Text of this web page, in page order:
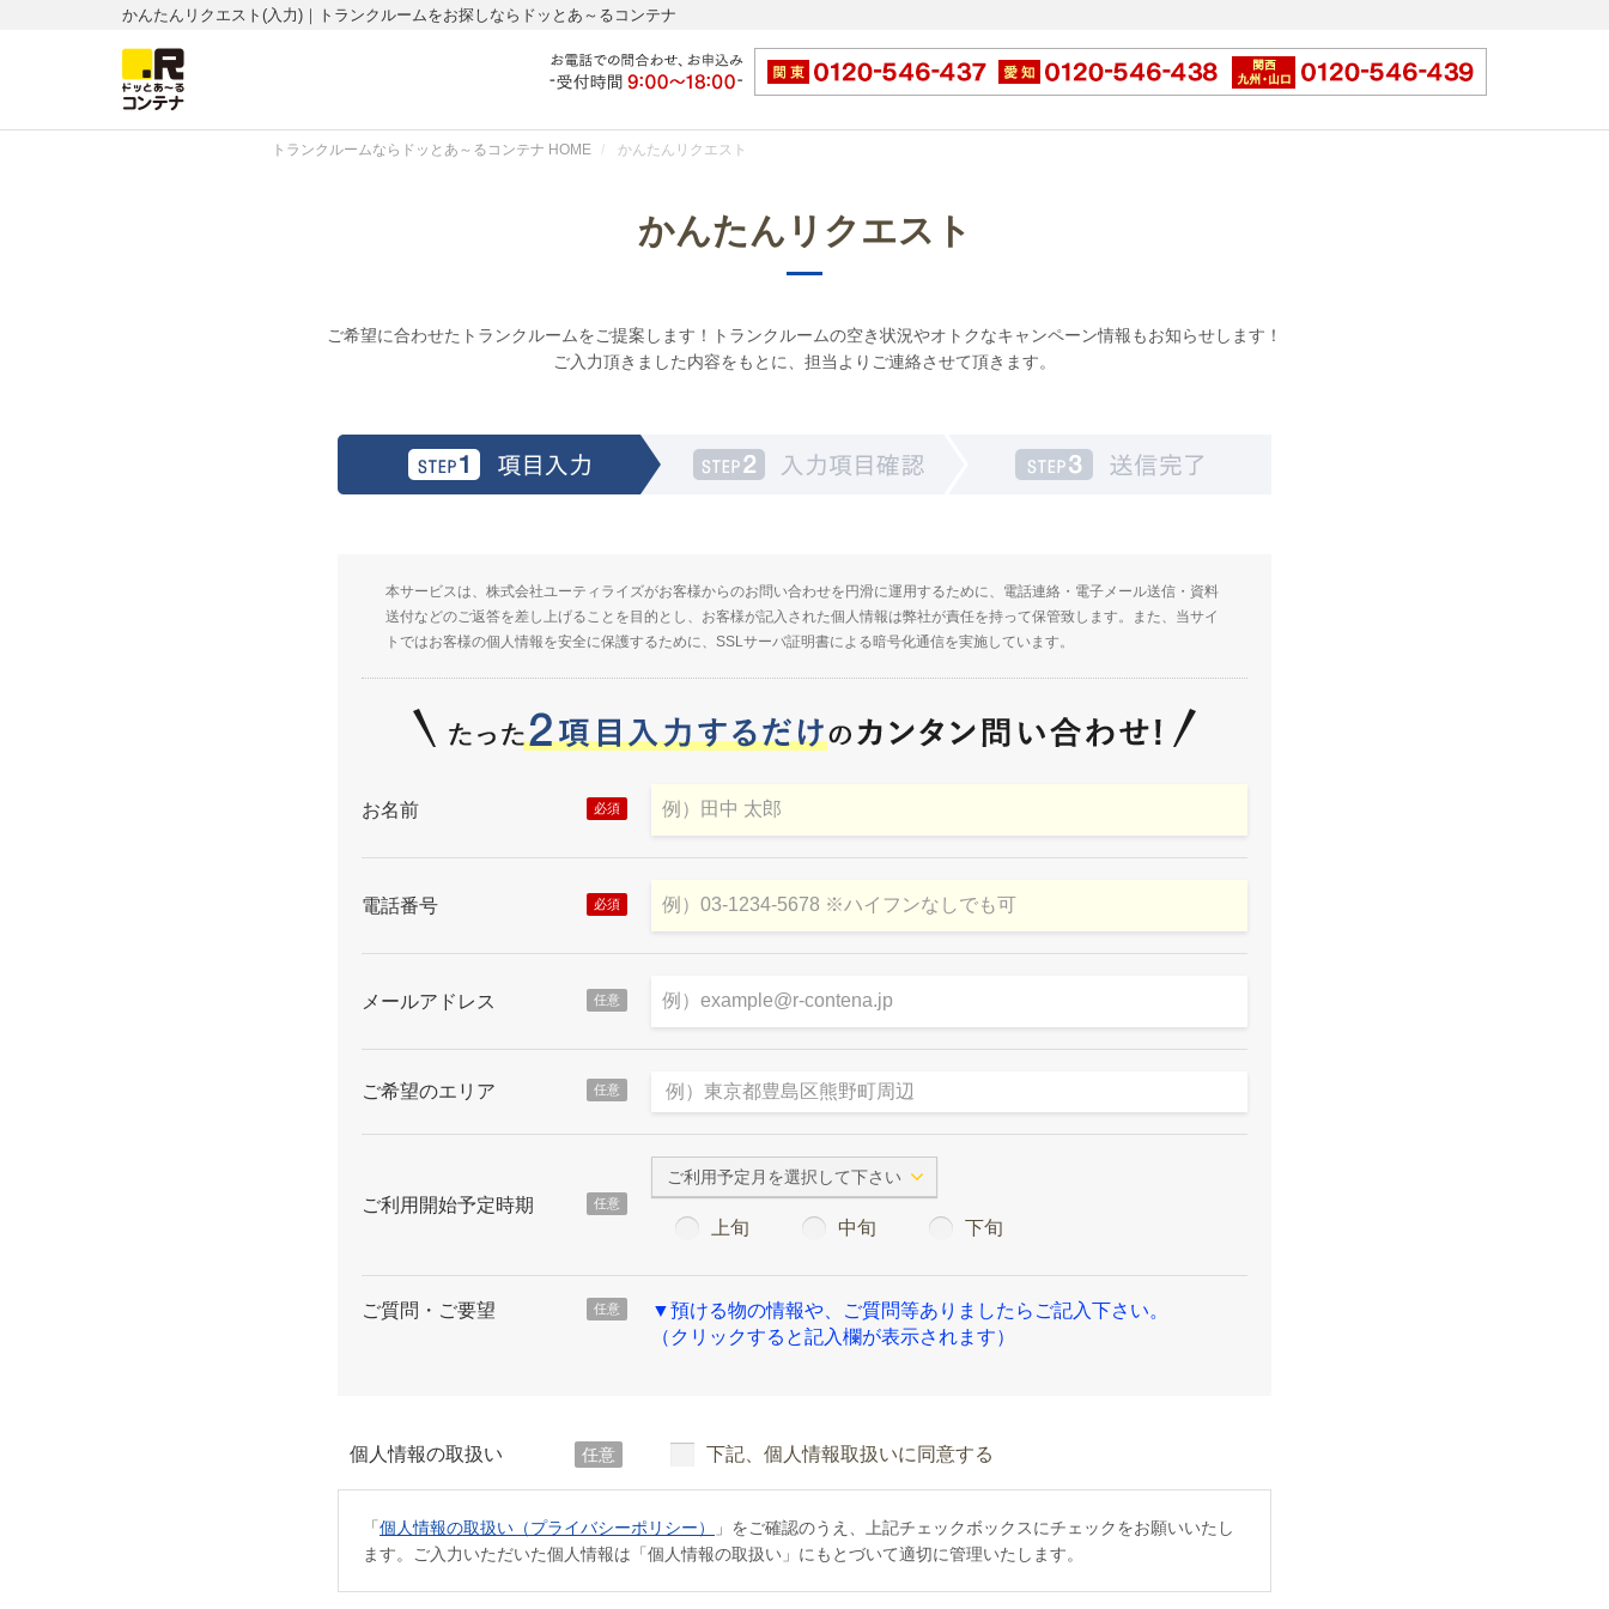
かんたんリクエスト(入力)｜トランクルームをお探しならドッとあ～るコンテナ
トランクルームならドッとあ～るコンテナ HOME かんたんリクエスト
かんたんリクエスト
ご希望に合わせたトランクルームをご提案します！トランクルームの空き状況やオトクなキャンペーン情報もお知らせします！
ご入力頂きました内容をもとに、担当よりご連絡させて頂きます。
本サービスは、株式会社ユーティライズがお客様からのお問い合わせを円滑に運用するために、電話連絡・電子メール送信・資料
送付などのご返答を差し上げることを目的とし、お客様が記入された個人情報は弊社が責任を持って保管致します。また、当サイ
トではお客様の個人情報を安全に保護するために、SSLサーバ証明書による暗号化通信を実施しています。
お名前 必須
電話番号 必須
メールアドレス 任意
ご希望のエリア 任意
ご利用開始予定時期 任意
ご利用予定月を選択して下さい
上旬 中旬 下旬
ご質問・ご要望 任意
▼預ける物の情報や、ご質問等ありましたらご記入下さい。
（クリックすると記入欄が表示されます）
個人情報の取扱い 任意 下記、個人情報取扱いに同意する
「 個人情報の取扱い（プライバシーポリシー）
」をご確認のうえ、上記チェックボックスにチェックをお願いいたし
ます。ご入力いただいた個人情報は「個人情報の取扱い」にもとづいて適切に管理いたします。